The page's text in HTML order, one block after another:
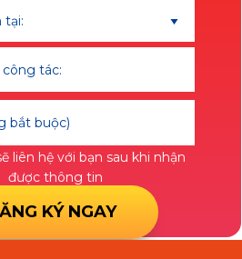
KÝ NGAY
liên hệ với bạn sau khi nhận
được thông tin